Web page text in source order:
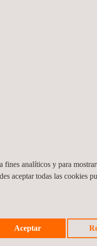
revistaEnergías Renovables.
analíticos y para
aceptar todas las cookies
Aceptar